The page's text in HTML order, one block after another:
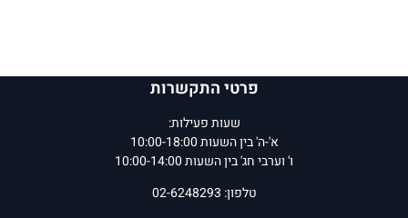
פרטי התקשרות
שעות פעילות:
א'-ה' בין השעות 10:00-18:00
ו' וערבי חג' בין השעות 10:00-14:00
טלפון: 02-6248293